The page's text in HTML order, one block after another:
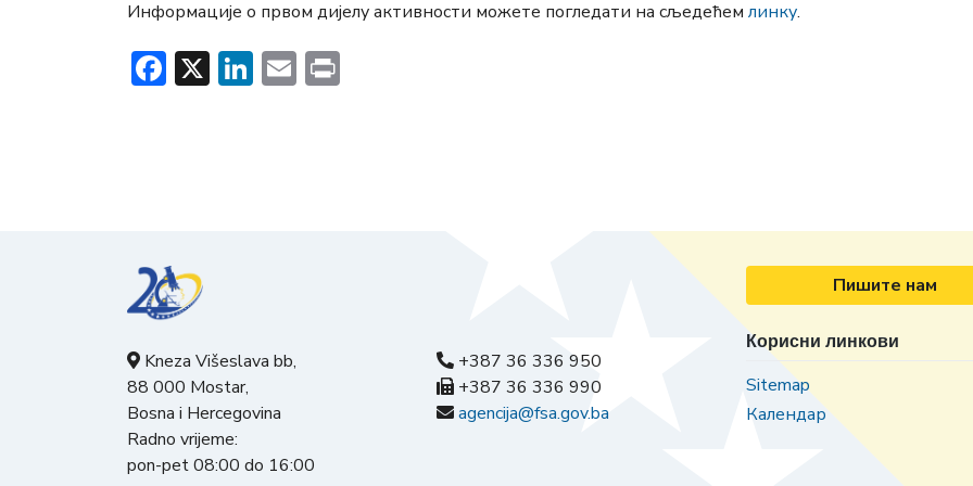
Информације о првом дијелу активности можете погледати на сљедећем линку.
Facebook
X LinkedIn
Email
Kneza Višeslava bb,
88 000 Mostar,
Bosna i Hercegovina
Radno vrijeme:
pon-pet 08:00 do 16:00
+387 36 336 950
+387 36 336 990
agencija@fsa.gov.ba
Пишите нам
Корисни линкови
Sitemap
Календар